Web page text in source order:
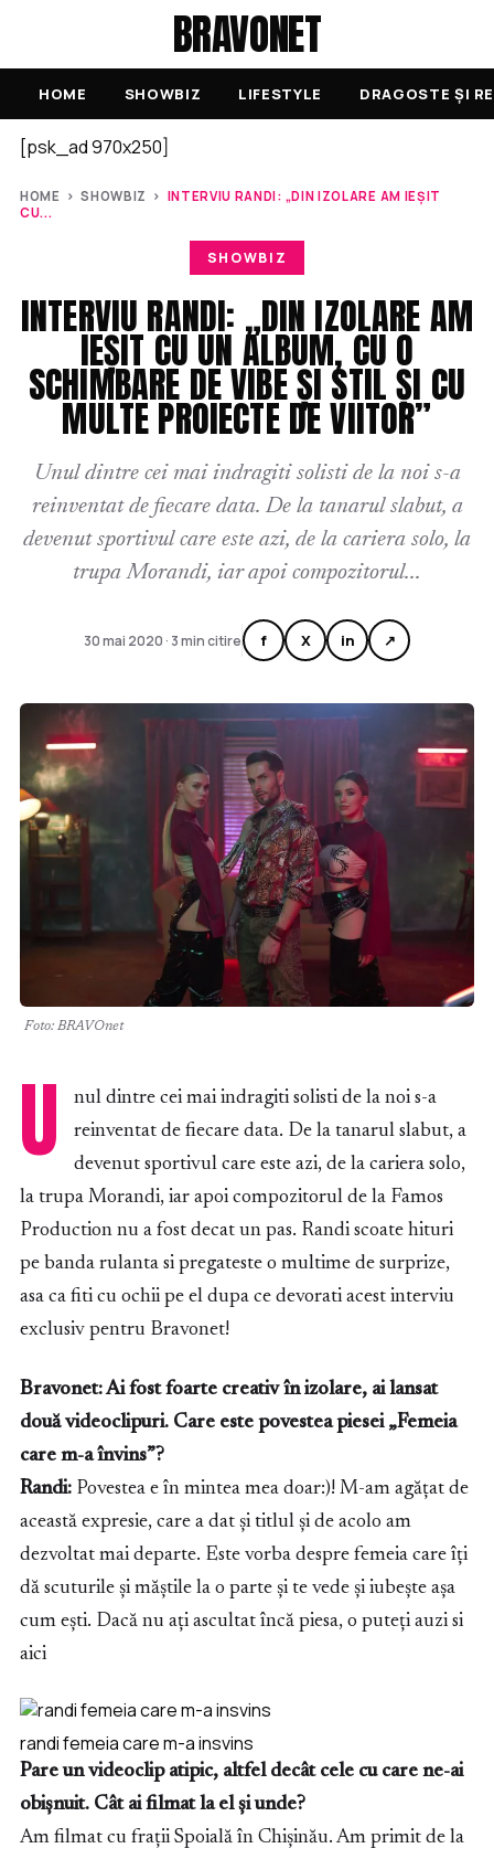
BRAVONET
HOME SHOWBIZ LIFESTYLE DRAGOSTE ȘI
[psk_ad 970x250]
HOME ›SHOWBIZ › INTERVIU RANDI: „DIN IZOLARE AM IEȘIT
CU...
SHOWBIZ
INTERVIU RANDI: „DIN IZOLARE AM
IEȘIT CU UN ALBUM, CU O
SCHIMBARE DE VIBE ȘI STIL ȘI CU
MULTE PROIECTE DE VIITOR”
Unul dintre cei mai indragiti solisti de la noi s-a
reinventat de fiecare data. De la tanarul slabut, a
devenut sportivul care este azi, de la cariera solo, la
trupa Morandi, iar apoi compozitorul...
30 mai 2020 · 3 min citire f X in ↗
Foto: BRAVOnet
U
nul dintre cei mai indragiti solisti de la noi s-a
reinventat de fiecare data. De la tanarul slabut, a
devenut sportivul care este azi, de la cariera solo,
la trupa Morandi, iar apoi compozitorul de la Famos
Production nu a fost decat un pas. Randi scoate hituri
pe banda rulanta si pregateste o multime de surprize,
asa ca fiti cu ochii pe el dupa ce devorati acest interviu
exclusiv pentru Bravonet!
Bravonet: Ai fost foarte creativ în izolare, ai lansat
două videoclipuri. Care este povestea piesei „Femeia
care m-a învins”?
Randi: Povestea e în mintea mea doar:)! M-am agățat de
această expresie, care a dat și titlul și de acolo am
dezvoltat mai departe. Este vorba despre femeia care îți
dă scuturile și măștile la o parte și te vede și iubește așa
cum ești. Dacă nu ați ascultat încă piesa, o puteți auzi si
aici
randi femeia care m-a insvins
Pare un videoclip atipic, altfel decât cele cu care ne-ai
obișnuit. Cât ai filmat la el și unde?
Am filmat cu frații Spoială în Chișinău. Am primit de la